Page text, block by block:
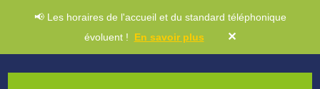
📢 Les horaires de l'accueil et du standard téléphonique
évoluent ! En savoir plus ✕